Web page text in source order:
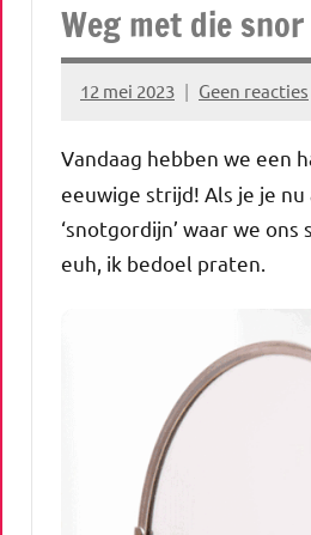
Weg met die
12 mei 2023
vrouwenverhalen
Geen reacties
Vandaag hebben we een
eeuwige strijd! Als je je
‘snotgordijn’ waar we
euh, ik bedoel praten.